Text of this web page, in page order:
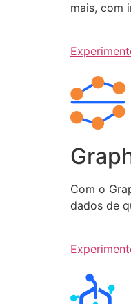
mais, com
Com o
dados de